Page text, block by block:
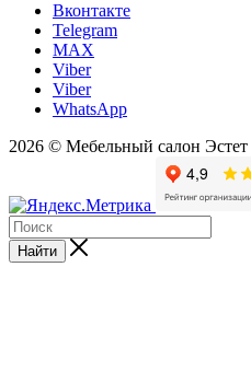
Вконтакте
Telegram
MAX
Viber
Viber
WhatsApp
2026 © Мебельный салон Эстет
Найти